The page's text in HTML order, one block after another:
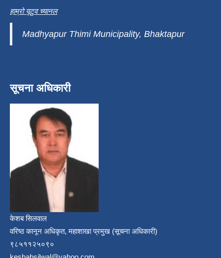
हाम्रो यूटुव च्यानल
Madhyapur Thimi Municipality, Bhaktapur
सूचना अधिकारी
केशब सिलवाल
वरिष्ठ कानून अधिकृत, महाशाखा प्रमुख (सूचना अधिकारी)
९८५११२५०९०